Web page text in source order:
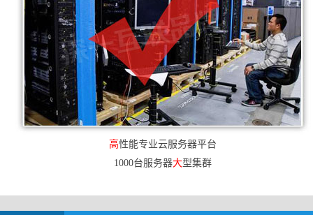
高性能专业云服务器平台
1000台服务器大型集群